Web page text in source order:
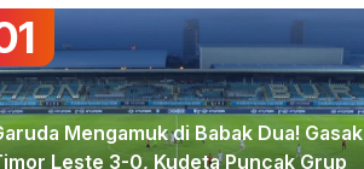
Mengamuk di Babak Dua! Gasak
Leste 3-0, Kudeta Puncak Grup